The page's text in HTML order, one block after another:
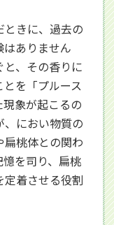
ときに、過去の
ありません
、その香りに
を「プルース
象が起こるの
、におい物質の
桃体との関わ
を司り、扁桃
定着させる役割